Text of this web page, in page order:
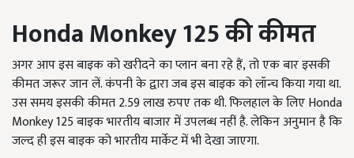
Honda Monkey125की कीमत
अगर आप इस बाइक को खरीदने का प्लान बना रहे हैं, तो एक बार इसकी
कीमत जरूर जान लें. कंपनी के द्वारा जब इस बाइक को लॉन्च किया गया था.
उस समय इसकी कीमत 2.59लाख रुपए तक थी. फिलहाल के लिएHonda
Monkey 125बाइक भारतीय बाजार में उपलब्ध नहीं है. लेकिन अनुमान है कि
जल्द ही इस बाइक को भारतीय मार्केट में भी देखा जाएगा.